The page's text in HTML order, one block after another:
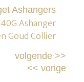
Ashangers
Ashanger
Goud Collier
volgende>>
<< vorige